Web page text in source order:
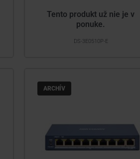
Tento produkt už nie je v
ponuke.
DS-3E0510P-E
ARCHÍV